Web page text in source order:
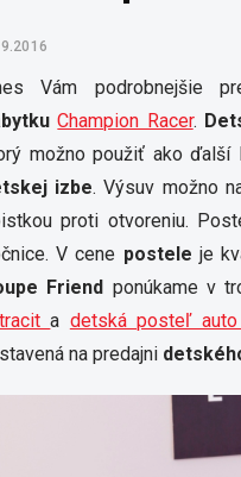
Vám podrobnejšie
Champion Racer.
možno použiť ako ďalší
izbe. Výsuv možno
proti otvoreniu.
V cene postele je
Friend ponúkame v
a detská posteľ
na predajni